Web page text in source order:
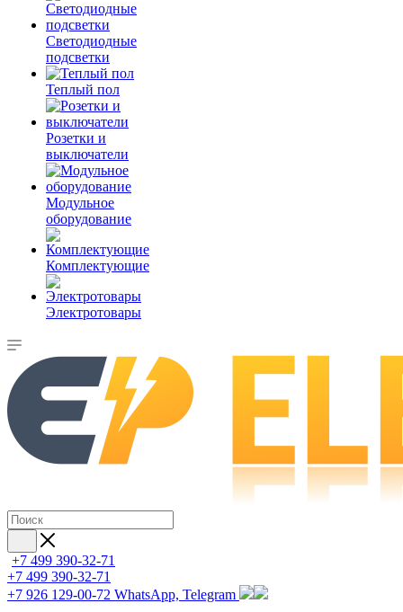
Светодиодные
подсветки
Теплый пол
Розетки и
выключатели
Модульное
оборудование
Комплектующие
Электротовары
+7 499 390-32-71
+7 499 390-32-71
+7 926 129-00-72 WhatsApp, Telegram